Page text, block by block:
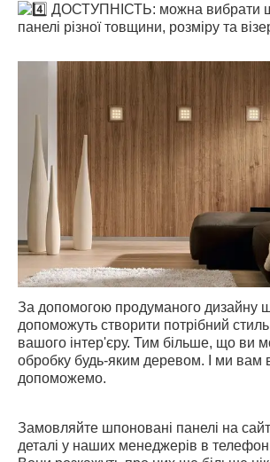
ДОСТУПНІСТЬ: можна вибрати
панелі різної товщини, розміру та
За допомогою продуманого дизайну
допоможуть створити потрібний стиль
вашого інтер'єру. Тим більше, що ви
обробку будь-яким деревом. І ми вам
допоможемо.
Замовляйте шпоновані панелі на
деталі у наших менеджерів в